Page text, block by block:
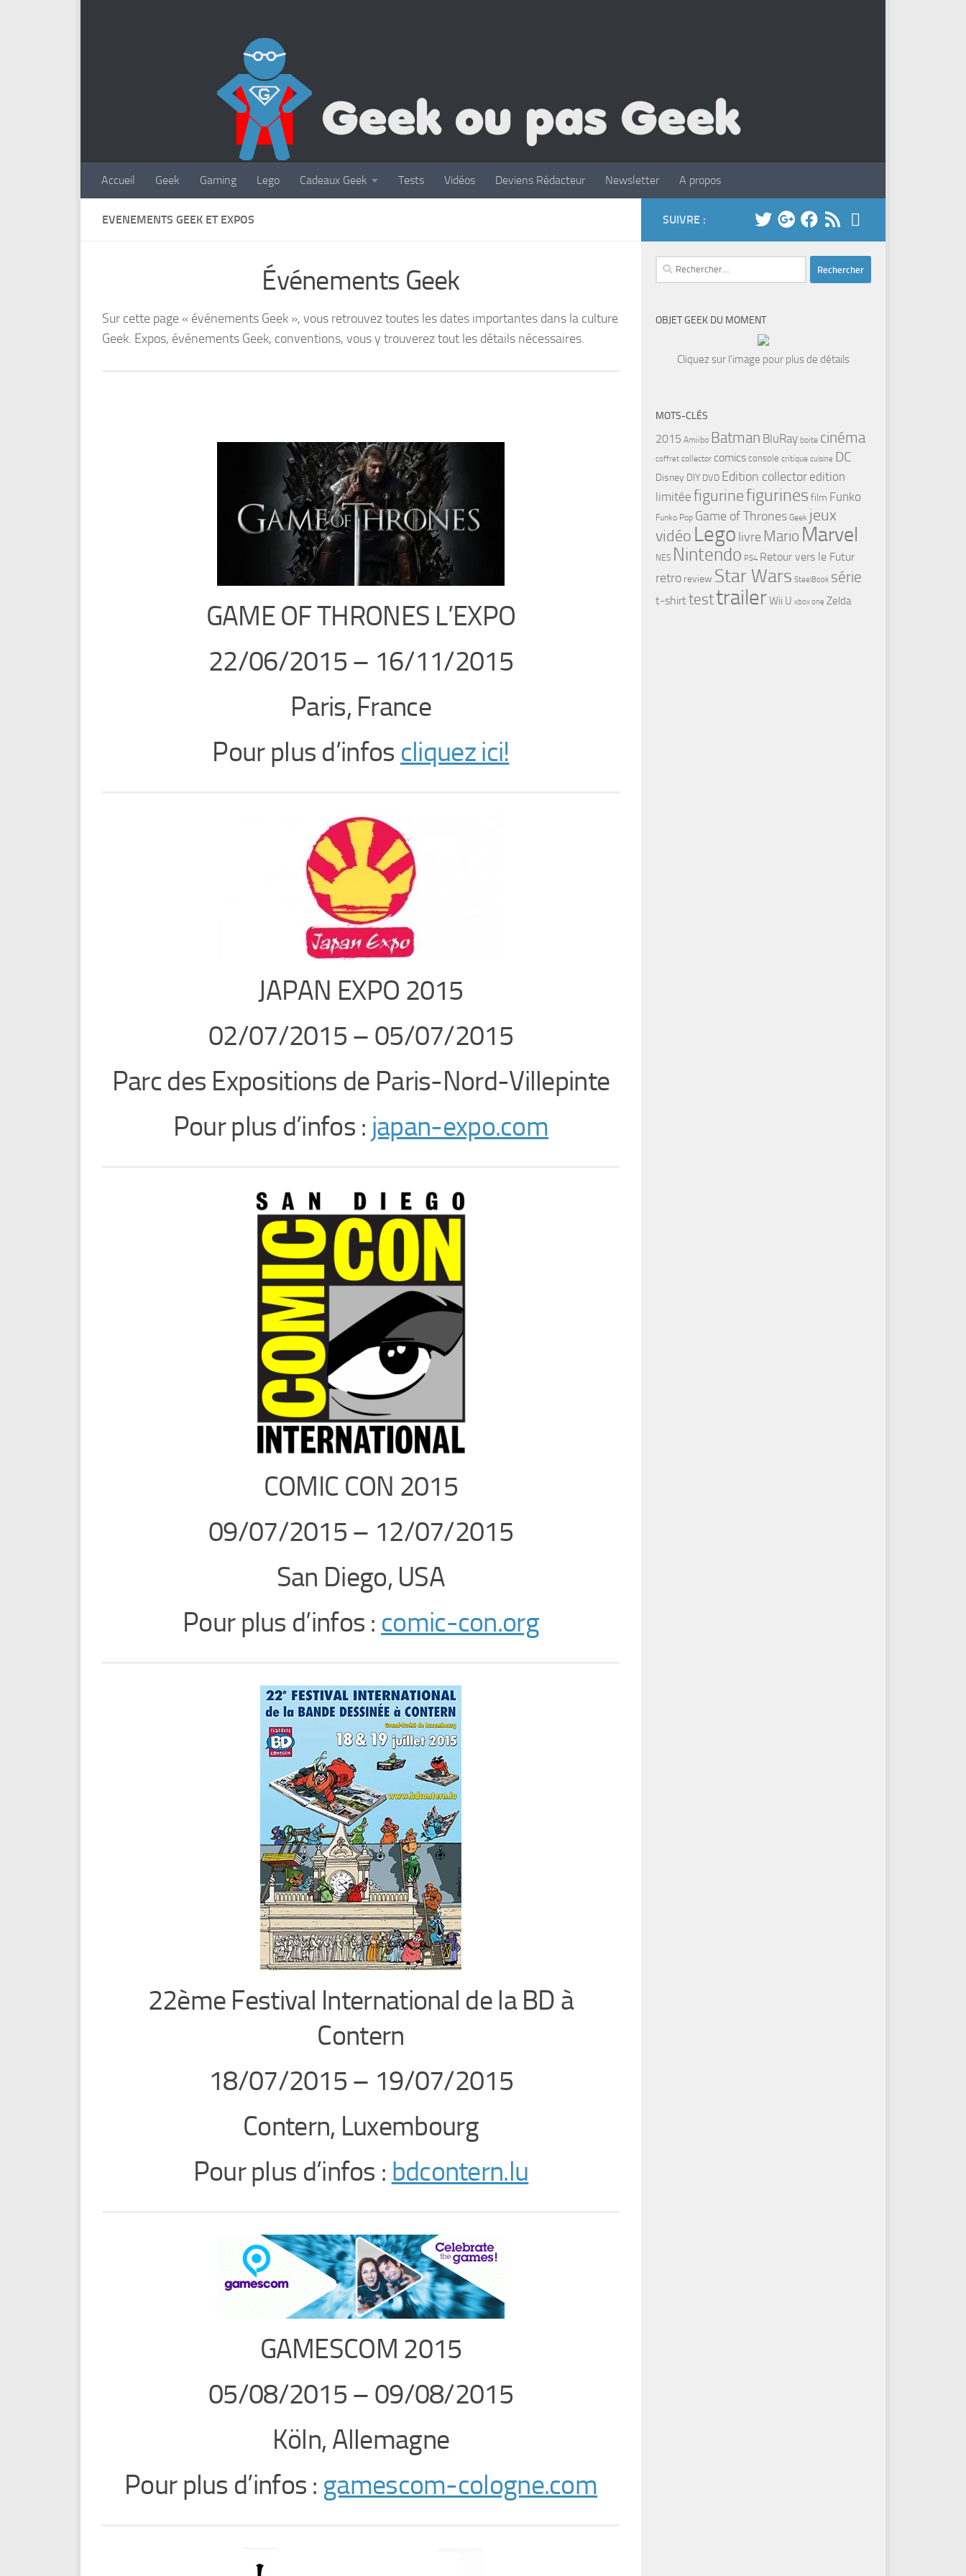
Accueil Geek Gaming Lego Cadeaux Geek Tests Vidéos Deviens Rédacteur Newsletter A propos
EVENEMENTS GEEK ET EXPOS
Événements Geek
Sur cette page « événements Geek », vous retrouvez toutes les dates importantes dans la culture
Geek. Expos, événements Geek, conventions, vous y trouverez tout les détails nécessaires.
GAME OF THRONES L’EXPO
22/06/2015 – 16/11/2015
Paris, France
Pour plus d’infos cliquez ici!
JAPAN EXPO 2015
02/07/2015 – 05/07/2015
Parc des Expositions de Paris-Nord-Villepinte
Pour plus d’infos : japan-expo.com
COMIC CON 2015
09/07/2015 – 12/07/2015
San Diego, USA
Pour plus d’infos : comic-con.org
22ème Festival International de la BD à
Contern
18/07/2015 – 19/07/2015
Contern, Luxembourg
Pour plus d’infos : bdcontern.lu
GAMESCOM 2015
05/08/2015 – 09/08/2015
Köln, Allemagne
Pour plus d’infos : gamescom-cologne.com
SUIVRE :
Rechercher :
OBJET GEEK DU MOMENT
Cliquez sur l'image pour plus de détails
MOTS-CLÉS
2015 Amiibo Batman BluRay boite cinéma
coffret collector comics console critique cuisine DC
Disney DIY DVD Edition collector edition
limitée figurinefigurines film Funko
Funko Pop Game of Thrones Geek jeux
vidéo Lego livre Mario Marvel
NES Nintendo PS4 Retour vers le Futur
retro review Star Wars SteelBook série
t-shirttesttrailerWii U xbox one Zelda